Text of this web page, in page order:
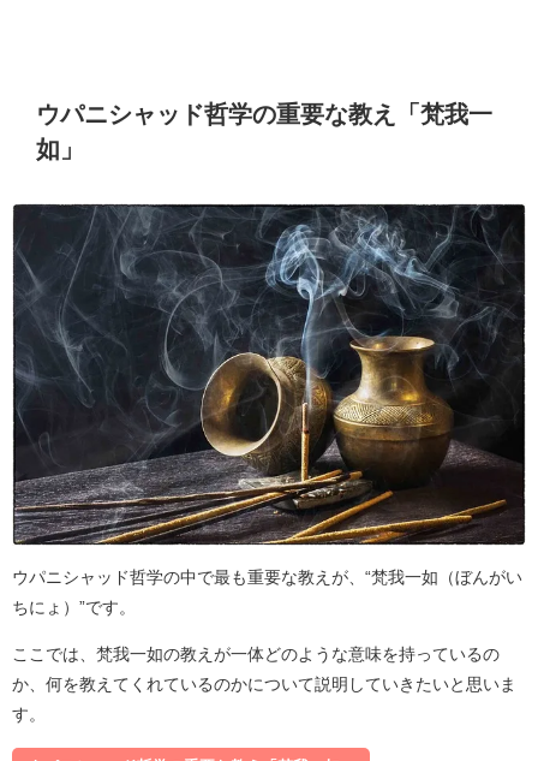
ウパニシャッド哲学の重要な教え「梵我一
如」
ウパニシャッド哲学の中で最も重要な教えが、“梵我一如（ぼんがい
ちにょ）”です。
ここでは、梵我一如の教えが一体どのような意味を持っているの
か、何を教えてくれているのかについて説明していきたいと思いま
す。